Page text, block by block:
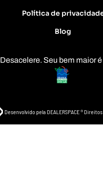
Política de
Blog
Desacelere. Seu bem maior é
Desenvolvido pela DEALERSPACE ®